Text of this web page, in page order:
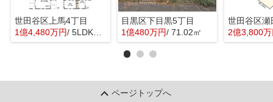
世田谷区上馬4丁目
1億4,480万円/ 5LDK＋1S(納戸)
目黒区下目黒5丁目
1億480万円/ 71.02㎡
世田谷区瀬
2億3,800
ページトップへ